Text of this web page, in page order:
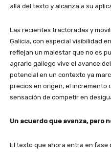
allá del texto y alcanza a su
Las recientes tractoradas y
Galicia, con especial visibilidad
reflejan un malestar que no es
agrario gallego vive el avance
potencial en un contexto ya
precios en origen, el incremento
sensación de competir en
Un acuerdo que avanza, pero
El texto que ahora entra en fase